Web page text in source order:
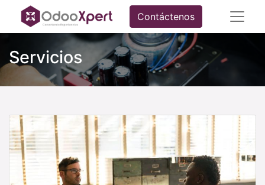
Contáctenos
Servicios